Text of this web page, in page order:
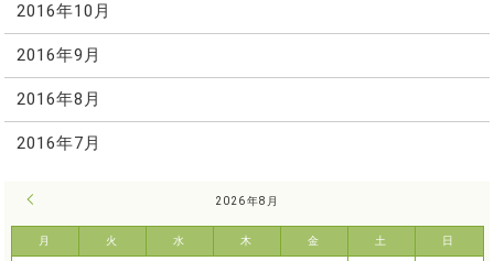
2016年10月
2016年9月
2016年8月
2016年7月
2026年8月
月 火 水 木 金 土 日